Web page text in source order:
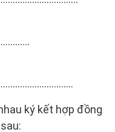
ký kết hợp đồng